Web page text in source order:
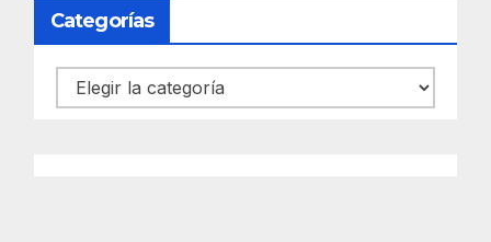
Categorías
Categorías